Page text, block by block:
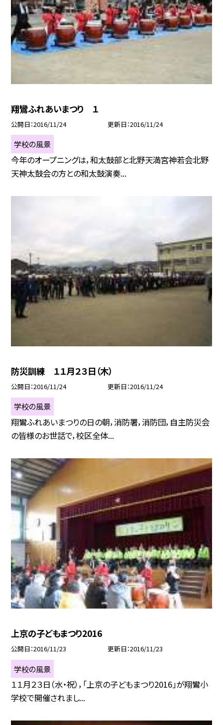
翔鸞ふれあいまつり １
公開日 2016/11/24 更新日 2016/11/24
学校の風景
今年のオープニングは，和太鼓部と北野天満宮神若会北野
天神太鼓会の方との和太鼓演奏...
防災訓練 １１月２３日（木）
公開日 2016/11/24 更新日 2016/11/24
学校の風景
翔鸞ふれあいまつりの日の朝，消防署，消防団，自主防災会
の皆様のお世話で，校区全体...
上京の子どもまつり2016
公開日 2016/11/23 更新日 2016/11/23
学校の風景
１１月２３日（水・祝），「上京の子どもまつり2016」が翔鸞小
学校で開催されまし...